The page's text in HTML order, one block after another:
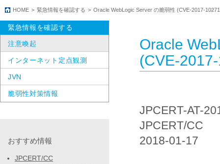
HOME 緊急情報を確認する Oracle WebLogic Server の脆弱性 (CVE-2017-
Oracle
(CVE-
JPCERT-AT-
JPCERT/CC
2018-01-17
緊急情報を確認する
注意喚起
インターネット定点観測
JVN
脆弱性対策情報
おすすめ情報
JPCERT/CC